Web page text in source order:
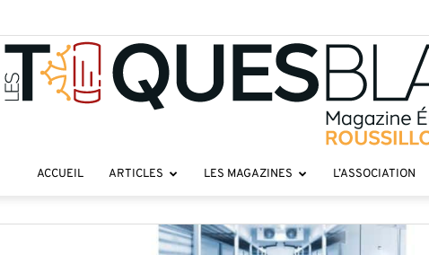
ACCUEIL ARTICLES LES MAGAZINES L’ASSOCIATION